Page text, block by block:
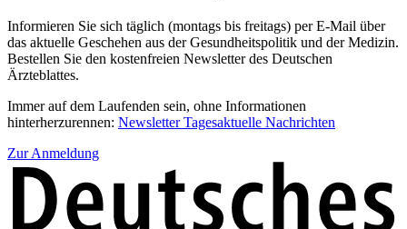
Informieren Sie sich täglich (montags bis freitags) per E-Mail über
das aktuelle Geschehen aus der Gesundheitspolitik und der Medizin.
Bestellen Sie den kostenfreien Newsletter des Deutschen
Ärzteblattes.
Immer auf dem Laufenden sein, ohne Informationen
hinterherzurennen: Newsletter Tagesaktuelle Nachrichten
Zur Anmeldung